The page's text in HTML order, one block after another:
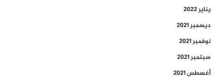
يناير 2022
ديسمبر 2021
نوفمبر 2021
سبتمبر 2021
أغسطس 2021